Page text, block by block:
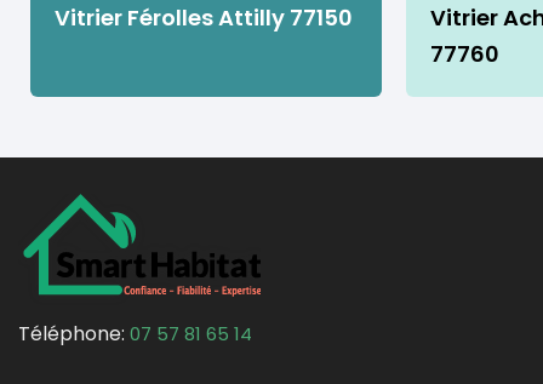
Vitrier Férolles Attilly 77150
Vitrier
77760
Téléphone: 07 57 81 65 14